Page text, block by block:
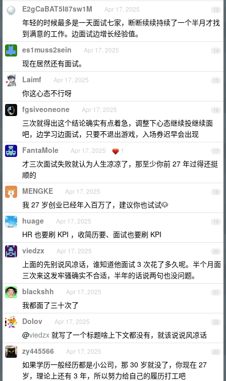
13
E2gCaBAT5I87sw1M Apr 17, 2025
年轻的时候最多是一天面试七家，断断续续持续了一个半月才找
到满意的工作。边面试边增长经验值。
14
es1muss2sein Apr 17, 2025
现在居然还有面试。
15
Laimf Apr 17, 2025
你这心态不行呀
16
fgsiveoneone Apr 17, 2025
三次就得出这个结论确实有点着急，调整下心态继续投继续面
吧，边学习边面试，只要不退出游戏，入场券迟早会出现
17
FantaMole Apr 17, 2025 1
才三次面试失败就认为人生凉凉了，那至少你前 27 年过得还挺
顺的
18
MENGKE Apr 17, 2025
我 27 岁创业已经年入百万了，建议你也试试🐶
19
huage Apr 17, 2025
HR 也要刷 KPI ，收简历要、面试也要刷 KPI
20
viedzx Apr 17, 2025
上面的先别说风凉话，谁知道他面试 3 次花了多久呢。半个月面
三次来这发牢骚确实不合适，半年的话说两句也没问题。
21
blackshh Apr 17, 2025
我都面了三十次了
22
Dolov Apr 17, 2025
@viedzx 就写了一个标题啥上下文都没有，就该说说风凉话
23
zy445566 Apr 17, 2025
如果学历一般经历都是小公司，那 30 岁就没了，你现在 27
岁，理论上还有 3 年，所以努力给自己的履历打工吧